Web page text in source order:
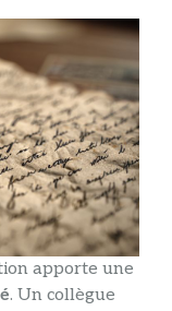
apporte une
. Un collègue